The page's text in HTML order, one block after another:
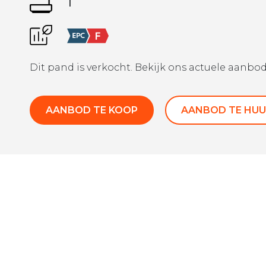
Dit pand is verkocht. Bekijk ons actuele
AANBOD TE KOOP AANBOD TE